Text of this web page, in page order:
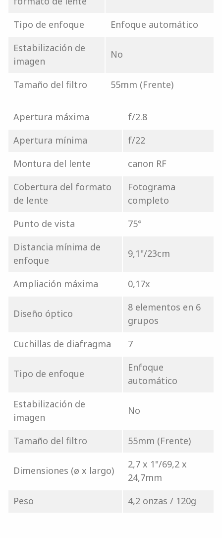
Tipo de enfoque
Enfoque automático
Estabilización de
imagen
No
Tamaño del filtro 55mm (Frente)
Apertura máxima
f/2.8
Apertura mínima
f/22
Montura del lente
canon RF
Cobertura del formato
de lente
Fotograma
completo
Punto de vista
75°
Distancia mínima de
enfoque
9,1"/23cm
Ampliación máxima 0,17x
Diseño óptico
8 elementos en 6
grupos
Cuchillas de diafragma
7
Tipo de enfoque
Enfoque
automático
Estabilización de
imagen
No
Tamaño del filtro 55mm (Frente)
Dimensiones (ø x largo)
2,7 x 1"/69,2 x
24,7mm
Peso
4,2 onzas / 120g